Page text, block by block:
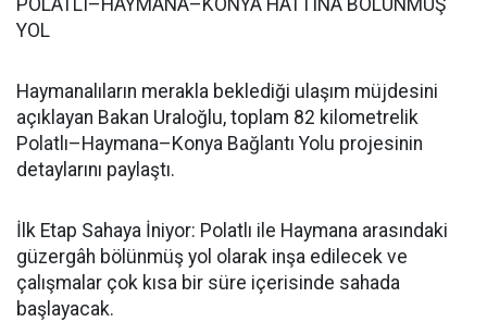
POLATLI–HAYMANA–KONYA HATTINA BÖLÜNMÜŞ
YOL
Haymanalıların merakla beklediği ulaşım müjdesini
açıklayan Bakan Uraloğlu, toplam 82 kilometrelik
Polatlı–Haymana–Konya Bağlantı Yolu projesinin
detaylarını paylaştı.
İlk Etap Sahaya İniyor: Polatlı ile Haymana arasındaki
güzergâh bölünmüş yol olarak inşa edilecek ve
çalışmalar çok kısa bir süre içerisinde sahada
başlayacak.